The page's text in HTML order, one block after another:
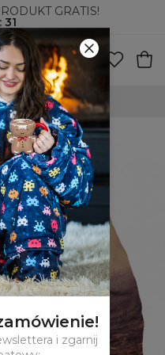
GRATIS!
30
ZWROTU
i zgarnij